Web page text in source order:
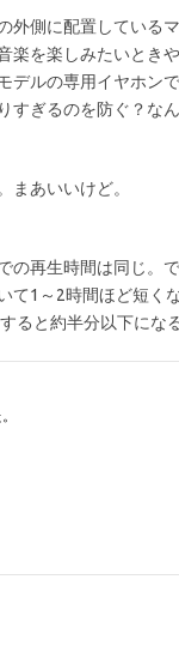
外側に配置している
楽を楽しみたいとき
ルの専用イヤホン
ぎるのを防ぐ？な
まあいいけど。
の再生時間は同じ。
て1～2時間ほど短くな
ると約半分以下にな